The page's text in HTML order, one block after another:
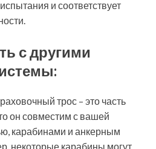
и соответствует
с другими
трос – это часть
он совместим с вашей
карабинами и анкерным
некоторые карабины могут